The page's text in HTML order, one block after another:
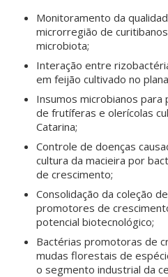
Monitoramento da
microrregião de
microbiota;
Interação entre
em feijão cultivado no
Insumos microbianos
de frutíferas e olerícolas
Catarina;
Controle de doenças
cultura da macieira por
de crescimento;
Consolidação da coleção
promotores de
potencial biotecnológico;
Bactérias promotoras de
mudas florestais de
o segmento industrial da